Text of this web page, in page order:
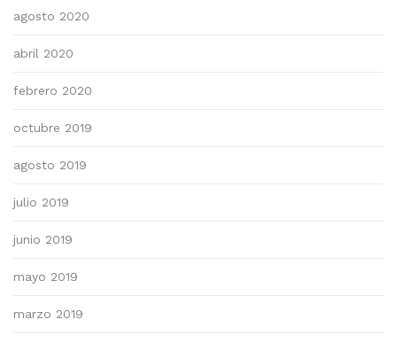
agosto 2020
abril 2020
febrero 2020
octubre 2019
agosto 2019
julio 2019
junio 2019
mayo 2019
marzo 2019